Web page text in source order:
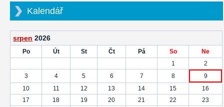
Kalendář
srpen 2026
Po Út St Čt Pá So
Ne
1
2
3
4 5 6 7 8
9
10
11 12 13 14 15
16
17
18 19 20 21 22
23